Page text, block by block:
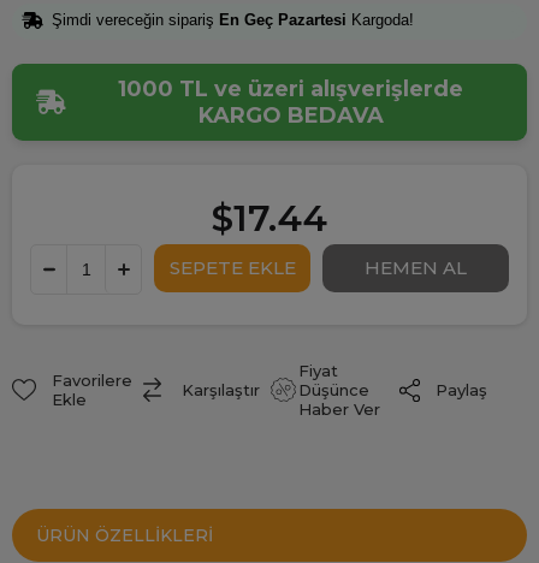
Şimdi vereceğin sipariş En Geç Pazartesi Kargoda!
1000 TL ve üzeri alışverişlerde
KARGO BEDAVA
$17.44
Favorilere
Ekle
Karşılaştır
Fiyat
Düşünce
Haber Ver
Paylaş
ÜRÜN ÖZELLIKLERI